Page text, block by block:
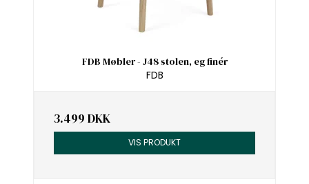
FDB Møbler - J48 stolen, eg finér
FDB
3.499 DKK
VIS PRODUKT